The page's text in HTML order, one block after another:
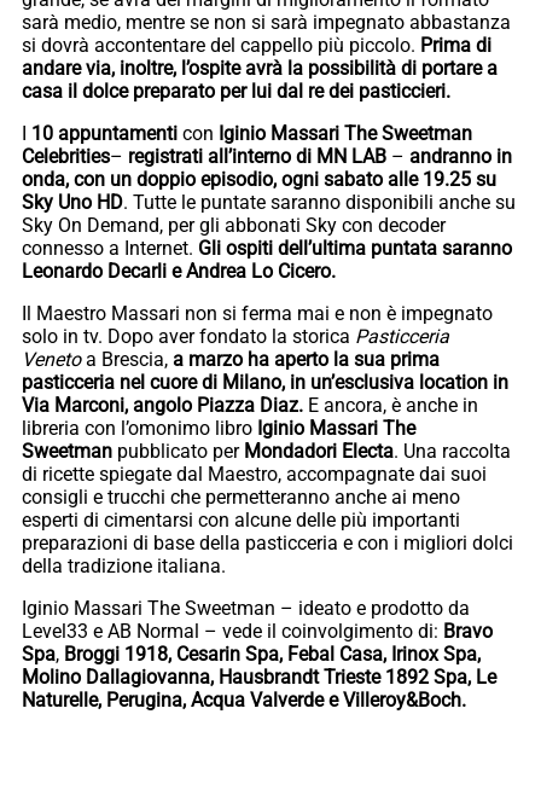
sarà medio, mentre se non si sarà impegnato abbastanza
si dovrà accontentare del cappello più piccolo. Prima di
andare via, inoltre, l’ospite avrà la possibilità di portare a
casa il dolce preparato per lui dal re dei pasticcieri.
I 10 appuntamenti con Iginio Massari The Sweetman
Celebrities– registrati all’interno di MN LAB – andranno in
onda, con un doppio episodio, ogni sabato alle 19.25 su
Sky Uno HD. Tutte le puntate saranno disponibili anche su
Sky On Demand, per gli abbonati Sky con decoder
connesso a Internet. Gli ospiti dell’ultima puntata saranno
Leonardo Decarli e Andrea Lo Cicero.
Il Maestro Massari non si ferma mai e non è impegnato
solo in tv. Dopo aver fondato la storica Pasticceria
Venetoa Brescia, a marzo ha aperto la sua prima
pasticceria nel cuore di Milano, in un’esclusiva location in
Via Marconi, angolo Piazza Diaz. E ancora, è anche in
libreria con l’omonimo libro Iginio Massari The
Sweetman pubblicato perMondadori Electa. Una raccolta
di ricette spiegate dal Maestro, accompagnate dai suoi
consigli e trucchi che permetteranno anche ai meno
esperti di cimentarsi con alcune delle più importanti
preparazioni di base della pasticceria e con i migliori dolci
della tradizione italiana.
Iginio Massari The Sweetman – ideato e prodotto da
Level33 e AB Normal – vede il coinvolgimento di: Bravo
Spa, Broggi 1918, Cesarin Spa, Febal Casa, Irinox Spa,
Molino Dallagiovanna, Hausbrandt Trieste 1892 Spa, Le
Naturelle, Perugina, Acqua Valverde e Villeroy&Boch.